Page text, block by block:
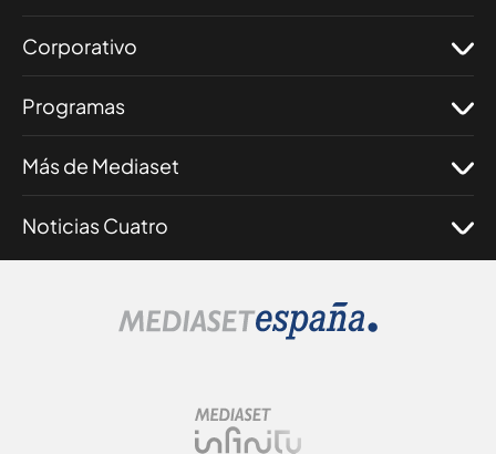
Corporativo
Programas
Más de Mediaset
Noticias Cuatro